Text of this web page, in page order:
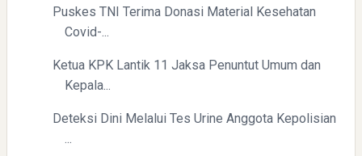
Puskes TNI Terima Donasi Material Kesehatan
Covid-...
Ketua KPK Lantik 11 Jaksa Penuntut Umum dan
Kepala...
Deteksi Dini Melalui Tes Urine Anggota Kepolisian